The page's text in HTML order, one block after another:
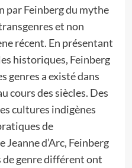
par Feinberg du mythe
et non
récent. En présentant
historiques, Feinberg
genres a existé dans
cours des siècles. Des
cultures indigènes
de
Jeanne d’Arc, Feinberg
de genre différent ont